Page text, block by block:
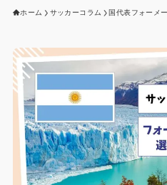
ホーム サッカーコラム 国代表フォーメ